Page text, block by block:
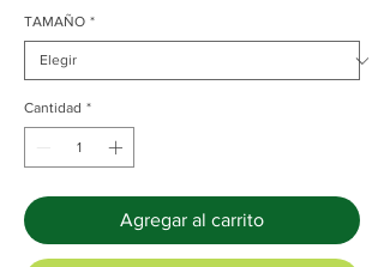
TAMAÑO *
Cantidad *
Agregar al carrito